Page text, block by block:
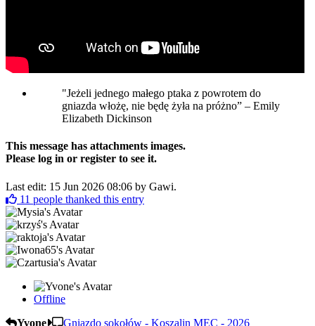
"Jeżeli jednego małego ptaka z powrotem do
gniazda włożę, nie będę żyła na próżno” – Emily
Elizabeth Dickinson
This message has attachments images.
Please log in or register to see it.
Last edit: 15 Jun 2026 08:06 by Gawi.
11 people thanked this entry
Offline
Yvone
Gniazdo sokołów - Koszalin MEC - 2026